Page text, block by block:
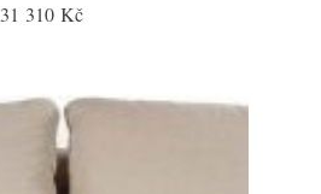
31 310 Kč